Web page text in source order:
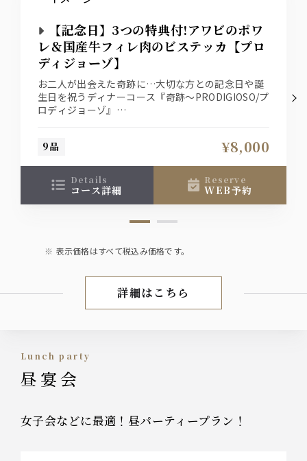
【記念日】3つの特典付!アワビのポワ
レ＆国産牛フィレ肉のビステッカ【プロ
ディジョーゾ】
お二人が出会えた奇跡に…大切な方との記念日や誕
生日を祝うディナーコース『奇跡～PRODIGIOSO/プ
ロディジョーゾ』
ンプレゼント♪ ③記念日にぴったりの可愛い手作
9品 ¥8,000
details
コース詳細
reserve
WEB予約
表示価格はすべて税込み価格です。
記念日・誕生日
詳細はこちら
Lunch party
昼宴会
女子会などに最適！昼パーティープラン！